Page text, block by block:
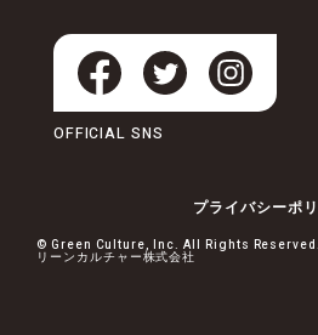
OFFICIAL SNS
プライバシーポ
© Green Culture, Inc. All Rights
リーンカルチャー株式会社